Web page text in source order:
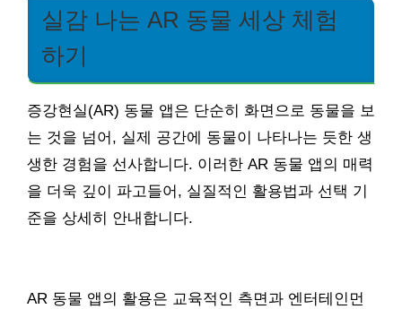
실감 나는 AR 동물 세상 체험
하기
증강현실(AR) 동물 앱은 단순히 화면으로 동물을 보
는 것을 넘어, 실제 공간에 동물이 나타나는 듯한 생
생한 경험을 선사합니다. 이러한 AR 동물 앱의 매력
을 더욱 깊이 파고들어, 실질적인 활용법과 선택 기
준을 상세히 안내합니다.
AR 동물 앱의 활용은 교육적인 측면과 엔터테인먼